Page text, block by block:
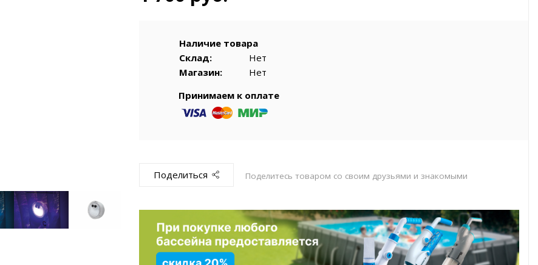
Наличие товара
Склад:
Нет
Магазин:
Нет
Принимаем к оплате
Поделиться Поделитесь товаром со своим друзьями и знакомыми